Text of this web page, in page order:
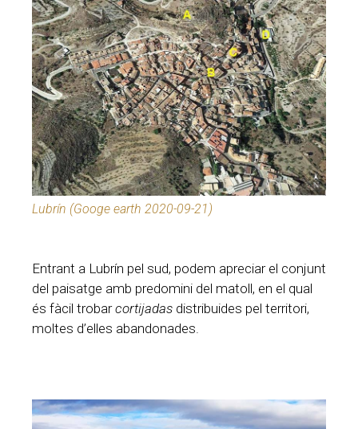
Lubrín (Googe earth 2020-09-21)
Entrant a Lubrín pel sud, podem apreciar el conjunt
del paisatge amb predomini del matoll, en el qual
és fàcil trobarcortijadas distribuides pel territori,
moltes d’elles abandonades.